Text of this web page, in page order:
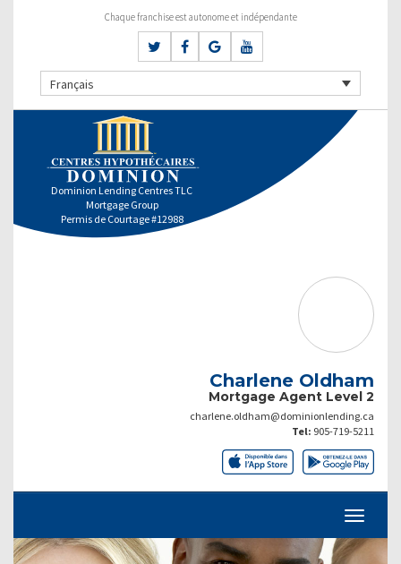
Chaque franchise est autonome et indépendante
Français
Dominion Lending Centres TLC
Mortgage Group
Permis de Courtage #12988
Charlene Oldham
Mortgage Agent Level 2
charlene.oldham@dominionlending.ca
Tel: 905-719-5211